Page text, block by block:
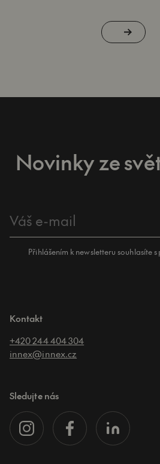
Novinky ze
Přihlášením k newsletteru souhlasíte s
Kontakt
+420 244 404 304
innex@innex.cz
Sledujte nás